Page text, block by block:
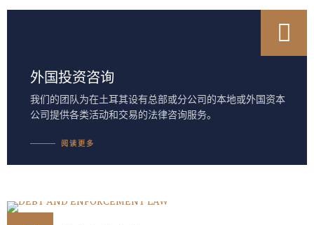
外国投资咨询
我们的团队为在土耳其设有总部或分公司的本地或外国资本
公司提供各类活动和交易的法律咨询服务。
阅读更多